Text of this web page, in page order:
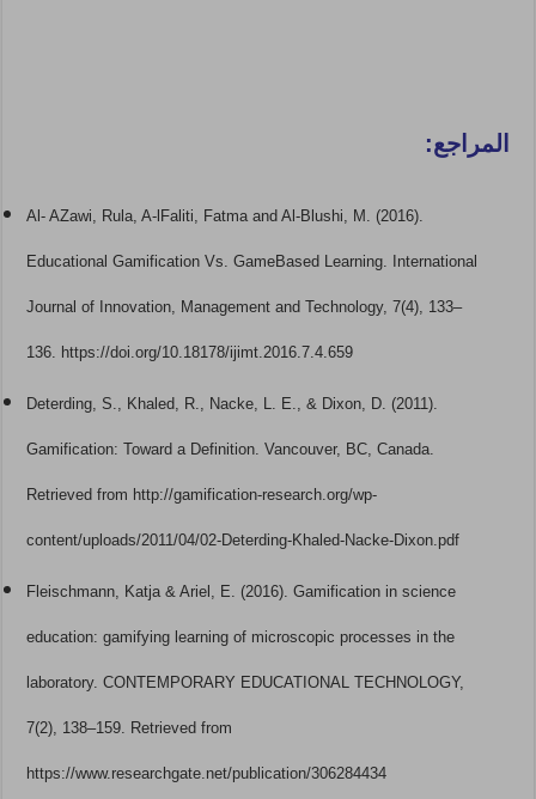
المراجع:
Al- AZawi, Rula, A-lFaliti, Fatma and Al-Blushi, M. (2016).
Educational Gamification Vs. GameBased Learning. International
Journal of Innovation, Management and Technology, 7(4), 133–
136. https://doi.org/10.18178/ijimt.2016.7.4.659
Deterding, S., Khaled, R., Nacke, L. E., & Dixon, D. (2011).
Gamification: Toward a Definition. Vancouver, BC, Canada.
Retrieved from http://gamification-research.org/wp-
content/uploads/2011/04/02-Deterding-Khaled-Nacke-Dixon.pdf
Fleischmann, Katja & Ariel, E. (2016). Gamification in science
education: gamifying learning of microscopic processes in the
laboratory. CONTEMPORARY EDUCATIONAL TECHNOLOGY,
7(2), 138–159. Retrieved from
https://www.researchgate.net/publication/306284434